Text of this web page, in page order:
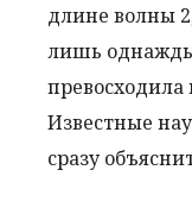
длине волны
лишь
превосходила
Известные
сразу